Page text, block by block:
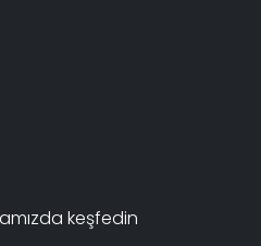
keşfedin